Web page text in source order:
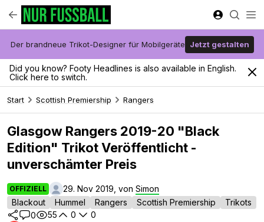
Der brandneue Trikot-Designer für Mobilgeräte Jetzt gestalten
Did you know? Footy Headlines is also available in English.
Click here to switch.
Start Scottish Premiership Rangers
Glasgow Rangers 2019-20 "Black
Edition" Trikot Veröffentlicht -
unverschämter Preis
OFFIZIELL 29. Nov 2019, von Simon
Blackout
Hummel Rangers Scottish Premiership
Trikots
0
55 0
0